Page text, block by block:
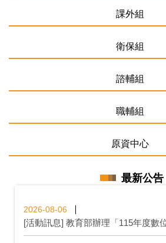
課外組
衛保組
諮輔組
職輔組
原資中心
最新公告
2026-08-06
[活動訊息] 教育部辦理「115年度數